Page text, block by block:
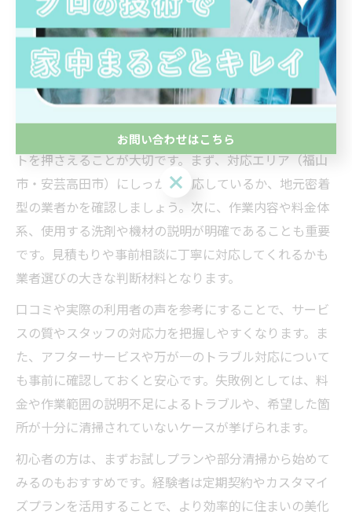
美観・衛生維持にも繋がります。日常清掃と併用するこ
とで、より快適で健康的な住環境を実現できるのが特徴
です。
サービス選びで失敗しないポイントとは
ハウスクリーニングサービスを選ぶ際は、複数のポイン
トを押さえることが大切です。まず、対応エリア（福山
市・安芸高田市）にしっかり対応しているか、地元密着
型の業者かを確認しましょう。次に、作業内容や料金体
系、使用する洗剤や機材の説明が明確であることも重要
です。見積もりや事前相談に丁寧に対応してくれるかも
業者選びの大きな判断材料となります。
口コミや実際の利用者の声を参考にすることで、サービ
スの質やスタッフの対応力を把握しやすくなります。ま
た、アフターサービスや万が一のトラブル対応について
も事前に確認しておくと安心です。失敗例としては、料
金や作業範囲の説明不足によるトラブルや、希望した箇
所が十分に清掃されていないケースが挙げられます。
初心者の方は、まずお試しプランや部分清掃から始めて
みるのもおすすめです。経験者は定期契約やカスタマイ
ズプランを活用することで、より効率的に住まいの美化
お問い合わせはこちら
お問い合わせはこちら